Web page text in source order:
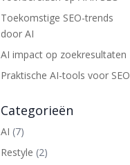
Toekomstige SEO-trends
door AI
AI impact op zoekresultaten
Praktische AI-tools voor SEO
Categorieën
AI (7)
Restyle (2)